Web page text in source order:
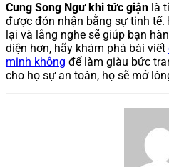
Cung Song Ngư khi tức giận là
được đón nhận bằng sự tinh
lại và lắng nghe sẽ giúp bạn
diện hơn, hãy khám phá bài viết
minh không để làm giàu bức
cho họ sự an toàn, họ sẽ mở